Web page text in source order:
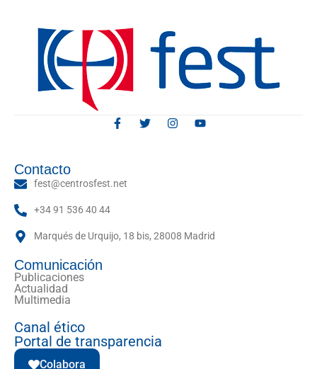
Contacto
fest@centrosfest.net
+34 91 536 40 44
Marqués de Urquijo, 18 bis, 28008 Madrid
Comunicación
Publicaciones
Actualidad
Multimedia
Canal ético
Portal de transparencia
Colabora